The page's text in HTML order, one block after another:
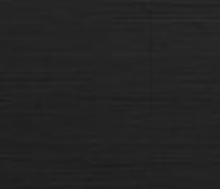
sistema de
certo...